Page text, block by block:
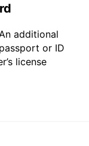
additional
or ID
license